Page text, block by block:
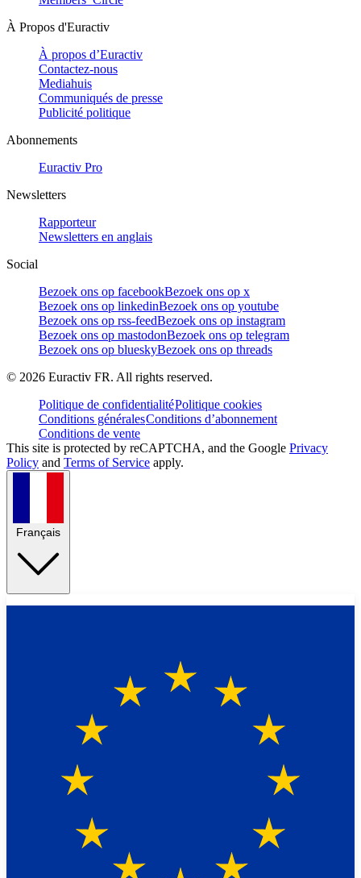
À Propos d'Euractiv
À propos d’Euractiv
Contactez-nous
Mediahuis
Communiqués de presse
Publicité politique
Abonnements
Euractiv Pro
Newsletters
Rapporteur
Newsletters en anglais
Social
Bezoek ons op facebookBezoek ons op x
Bezoek ons op linkedinBezoek ons op youtube
Bezoek ons op rss-feedBezoek ons op instagram
Bezoek ons op mastodonBezoek ons op telegram
Bezoek ons op blueskyBezoek ons op threads
© 2026 Euractiv FR. All rights reserved.
Politique de confidentialitéPolitique cookies
Conditions généralesConditions d’abonnement
Conditions de vente
This site is protected by reCAPTCHA, and the Google Privacy
Policy and Terms of Service apply.
Français